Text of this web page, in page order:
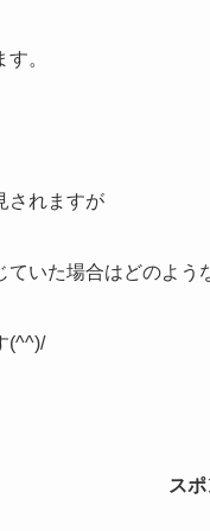
。
されますが
ていた場合はどのよう
(^^)/
ス